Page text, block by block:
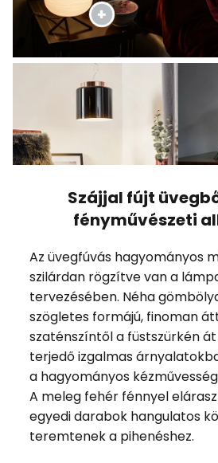
Szájjal fújt
fényművészeti
Az üvegfúvás hagyományos
szilárdan rögzítve van a
tervezésében. Néha
szögletes formájú, finoman
szaténszíntől a füstszürkén
terjedő izgalmas
a hagyományos
A meleg fehér fénnyel
egyedi darabok hangulatos
teremtenek a pihenéshez.